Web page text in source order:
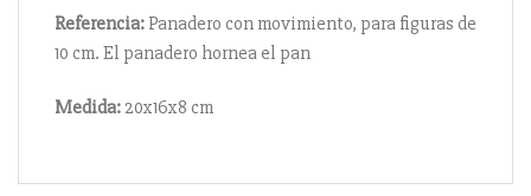
Referencia: Panadero con movimiento, para figuras de
10 cm. El panadero hornea el pan
Medida:20x16x8 cm